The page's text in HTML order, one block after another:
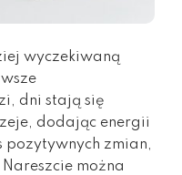
wyczekiwaną
dni stają się
dodając energii
pozytywnych zmian,
można